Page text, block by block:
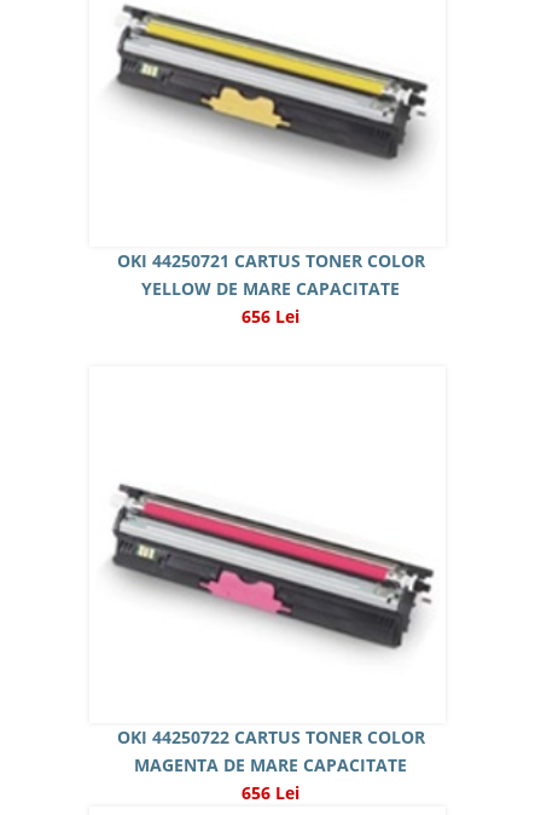
OKI 44250721 CARTUS TONER COLOR
YELLOW DE MARE CAPACITATE
656 Lei
OKI 44250722 CARTUS TONER COLOR
MAGENTA DE MARE CAPACITATE
656 Lei